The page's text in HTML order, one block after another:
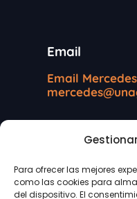
Para ofrecer las mejores
como las cookies para
del dispositivo. El
Email
Email